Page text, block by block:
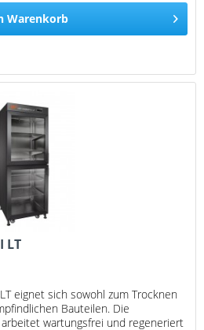
Warenkorb
LT
eignet sich sowohl zum Trocknen
Bauteilen. Die
wartungsfrei und regeneriert